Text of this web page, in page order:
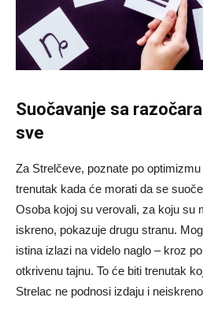
Suočavanje sa
sve
Za Strelčeve, poznate po
trenutak kada će morati da se
Osoba kojoj su verovali, za koju su
iskreno, pokazuje drugu stranu.
istina izlazi na videlo naglo – kroz
otkrivenu tajnu. To će biti trenutak
Strelac ne podnosi izdaju i